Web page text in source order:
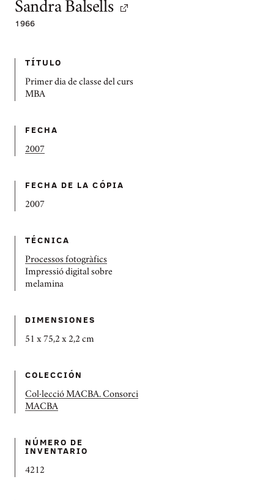
Sandra Balsells
1966
TÍTULO
Primer dia de classe del curs
MBA
FECHA
2007
FECHA DE LA CÓPIA
2007
TÉCNICA
Processos fotogràfics
Impressió digital sobre
melamina
DIMENSIONES
51 x 75,2 x 2,2 cm
COLECCIÓN
Col·lecció MACBA. Consorci
MACBA
NÚMERO DE
INVENTARIO
4212